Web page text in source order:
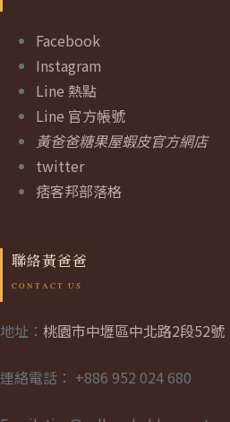
Facebook
Instagram
Line 熱點
Line 官方帳號
黃爸爸糖果屋蝦皮官方網店
twitter
痞客邦部落格
聯絡黃爸爸
地址： 桃園市中壢區中北路2段52號
連絡電話： +886 952 024 680